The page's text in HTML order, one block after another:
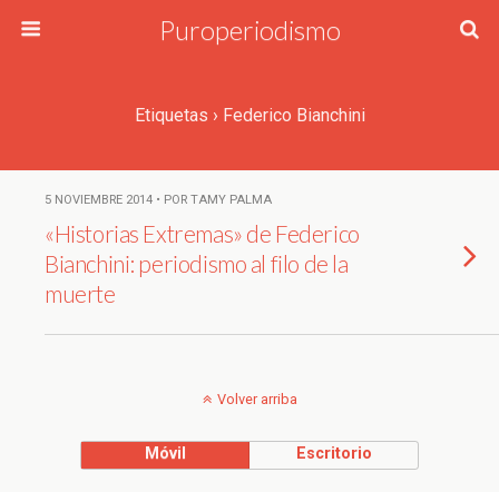
Puroperiodismo
Etiquetas › Federico Bianchini
5 NOVIEMBRE 2014 • POR TAMY PALMA
«Historias Extremas» de Federico
Bianchini: periodismo al filo de la
muerte
Volver arriba
Móvil Escritorio